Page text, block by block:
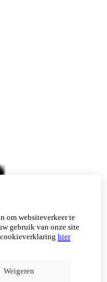
om websiteverkeer te
gebruik van onze site
hier
Weigeren